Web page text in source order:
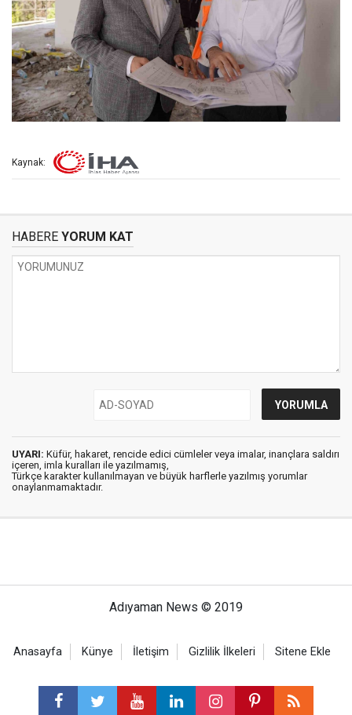
Kaynak:
HABERE YORUM KAT
UYARI: Küfür, hakaret, rencide edici cümleler veya imalar, inançlara saldırı
içeren, imla kuralları ile yazılmamış,
Türkçe karakter kullanılmayan ve büyük harflerle yazılmış yorumlar
onaylanmamaktadır.
Adıyaman News © 2019
Anasayfa Künye İletişim Gizlilik İlkeleri Sitene Ekle